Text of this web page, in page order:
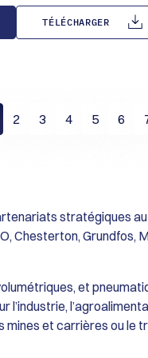
ou Nitrile alimentaire
de fonctionner dans
rotation pour une flexibilité
TÉLÉCHARGER
2 3 4 5 6
stratégiques
Chesterton, Grundfos,
et
et carrières ou le